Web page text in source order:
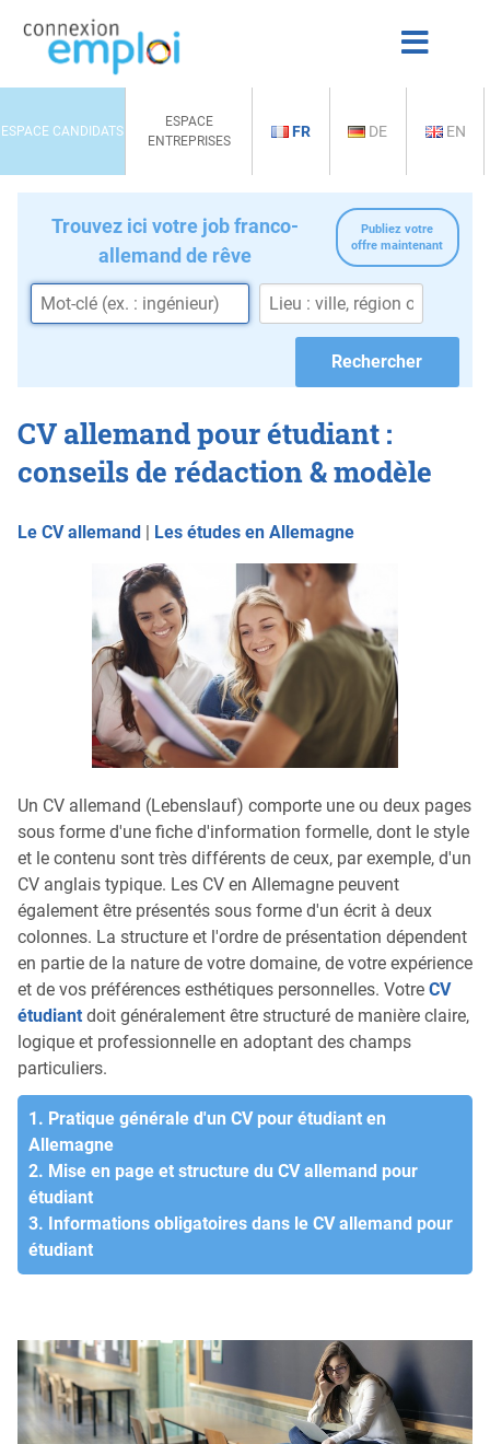
ESPACE CANDIDATS
ESPACE
ENTREPRISES
FR DE EN
Publiez votre
offre maintenant
Trouvez ici votre job franco-
allemand de rêve
CV allemand pour étudiant :
conseils de rédaction & modèle
Le CV allemand | Les études en Allemagne
Un CV allemand (Lebenslauf) comporte une ou deux pages
sous forme d'une fiche d'information formelle, dont le style
et le contenu sont très différents de ceux, par exemple, d'un
CV anglais typique. Les CV en Allemagne peuvent
également être présentés sous forme d'un écrit à deux
colonnes. La structure et l'ordre de présentation dépendent
en partie de la nature de votre domaine, de votre expérience
et de vos préférences esthétiques personnelles. Votre CV
étudiant doit généralement être structuré de manière claire,
logique et professionnelle en adoptant des champs
particuliers.
1. Pratique générale d'un CV pour étudiant en
Allemagne
2. Mise en page et structure du CV allemand pour
étudiant
3. Informations obligatoires dans le CV allemand pour
étudiant